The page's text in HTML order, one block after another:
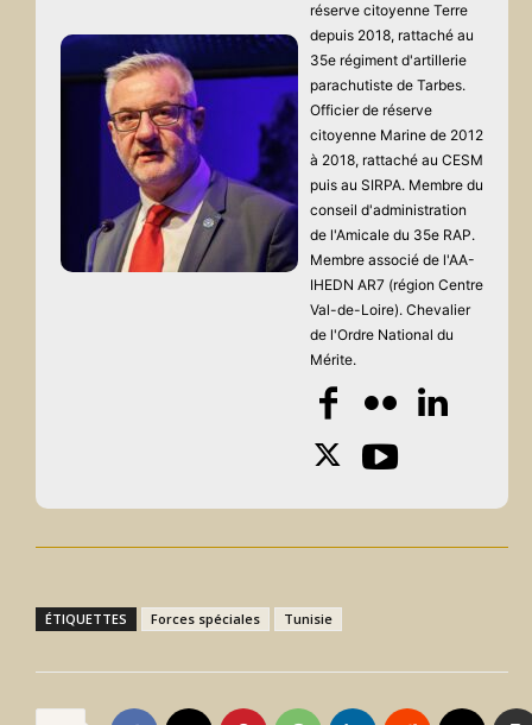
réserve citoyenne Terre
depuis 2018, rattaché au
35e régiment d'artillerie
parachutiste de Tarbes.
Officier de réserve
citoyenne Marine de 2012
à 2018, rattaché au CESM
puis au SIRPA. Membre du
conseil d'administration
de l'Amicale du 35e RAP.
Membre associé de l'AA-
IHEDN AR7 (région Centre
Val-de-Loire). Chevalier
de l'Ordre National du
Mérite.
ÉTIQUETTES Forces spéciales Tunisie